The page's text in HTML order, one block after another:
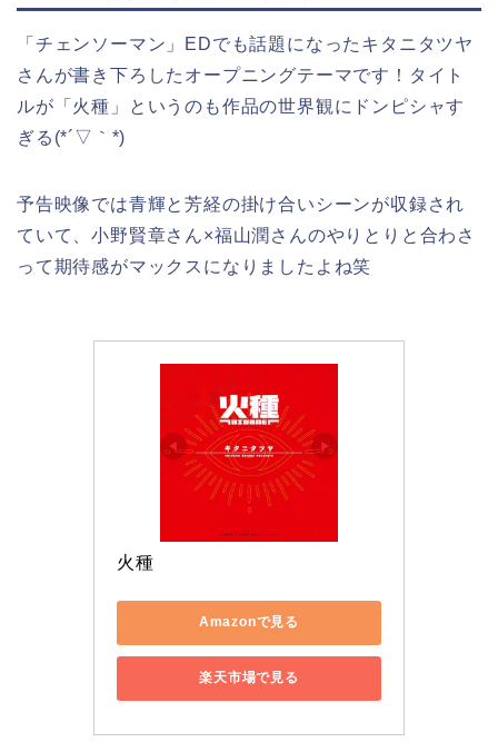
「チェンソーマン」EDでも話題になったキタニタツヤ
さんが書き下ろしたオープニングテーマです！タイト
ルが「火種」というのも作品の世界観にドンピシャす
ぎる(*´▽｀*)
予告映像では青輝と芳経の掛け合いシーンが収録され
ていて、小野賢章さん×福山潤さんのやりとりと合わさ
って期待感がマックスになりましたよね笑
火種
Amazonで見る
楽天市場で見る